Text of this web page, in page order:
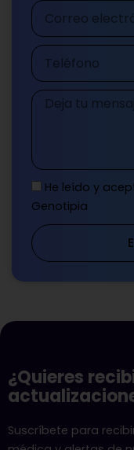
Correo
electrónico
Teléfono
Mensaje
He leído y
Genotipia
¿Quieres
Suscríbete para